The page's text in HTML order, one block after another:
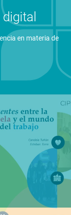
en materia de